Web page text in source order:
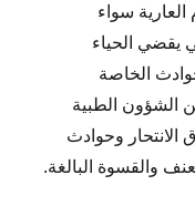
العارية سواء
يقضي الحياء
الخاصة
الشؤون الطبية
الانتحار وحوادث
والقسوة البالغة.